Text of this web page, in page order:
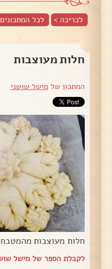
לכריכה > לכל
חלות מעוצבות
המתכון שלמישל שושני
חלות מעוצבות
לקבלת הספר של מישל